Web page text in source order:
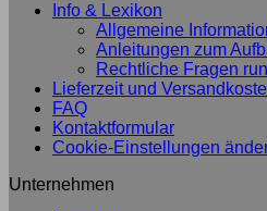
Info & Lexikon
Allgemeine
Anleitungen zum
Rechtliche Fragen
Lieferzeit und
FAQ
Kontaktformular
Cookie-Einstellungen
Unternehmen